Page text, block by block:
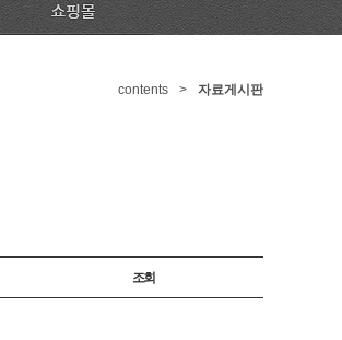
contents > 자료게시판
조회